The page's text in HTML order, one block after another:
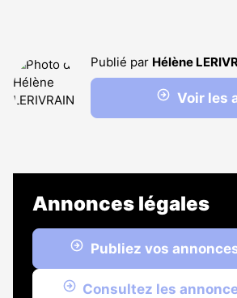
Publié par Hélène
Voir les
Annonces légales
Publiez vos
Consultez les